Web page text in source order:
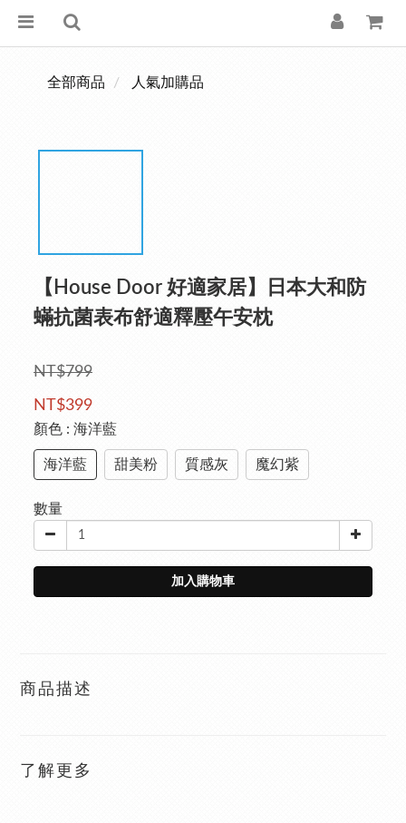
全部商品 人氣加購品
【House Door 好適家居】日本大和防
蟎抗菌表布舒適釋壓午安枕
NT$799
NT$399
顏色 : 海洋藍
海洋藍 甜美粉 質感灰 魔幻紫
數量
加入購物車
商品描述
了解更多